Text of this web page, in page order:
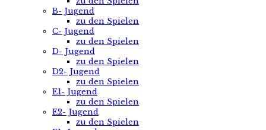
B- Jugend
zu den Spielen
C- Jugend
zu den Spielen
D- Jugend
zu den Spielen
D2- Jugend
zu den Spielen
E1- Jugend
zu den Spielen
E2- Jugend
zu den Spielen